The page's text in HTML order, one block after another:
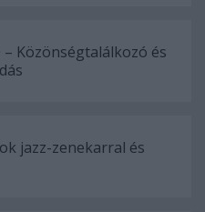
– Közönségtalálkozó és
jazz-zenekarral és